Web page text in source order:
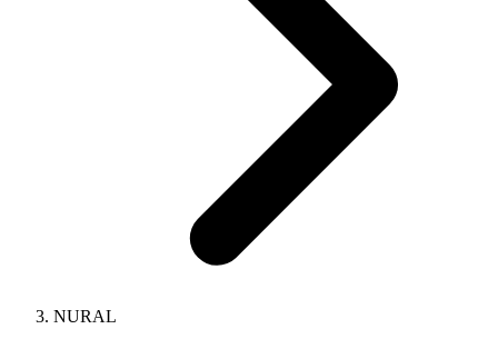
NURAL